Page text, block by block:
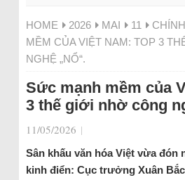
HOME 2026 MAI 11
MỀM CỦA VIỆT NAM: TOP 3
NGHỆ „NỔ“.
Sức mạnh mềm của
3 thế giới nhờ công
11/05/2026 |
Sân khấu văn hóa Việt vừa đón
kinh điển: Cục trưởng Xuân